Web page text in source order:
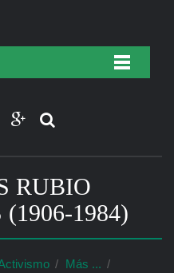
RUBIO
1984)
Más ...